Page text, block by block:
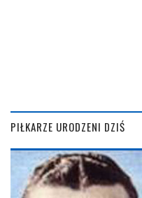
PIŁKARZE URODZENI DZIŚ